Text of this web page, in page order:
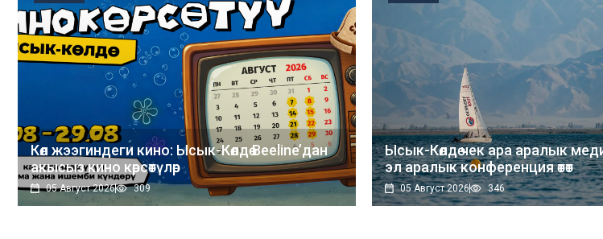
Көл жээгиндеги кино: Ысык-Көлдө Beeline’дан
акысыз кино көрсөтүлөр
05 Август 2026 309
Ысык-Көлдө чек ара аралык
эл аралык конференция өтөт
05 Август 2026 346